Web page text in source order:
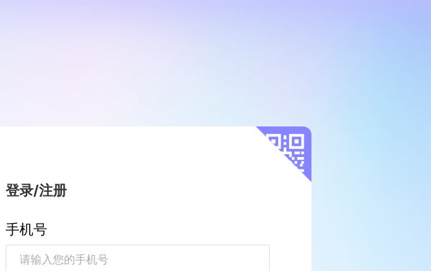
登录/注册
手机号